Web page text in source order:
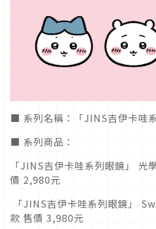
■ 系列名稱：「JINS吉伊卡哇系
■ 系列商品：
「JINS吉伊卡哇系列眼鏡」 光
價 2,980元
「JINS吉伊卡哇系列眼鏡」
款 售價 3,980元